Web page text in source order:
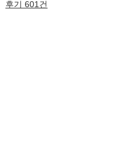
후기 601건